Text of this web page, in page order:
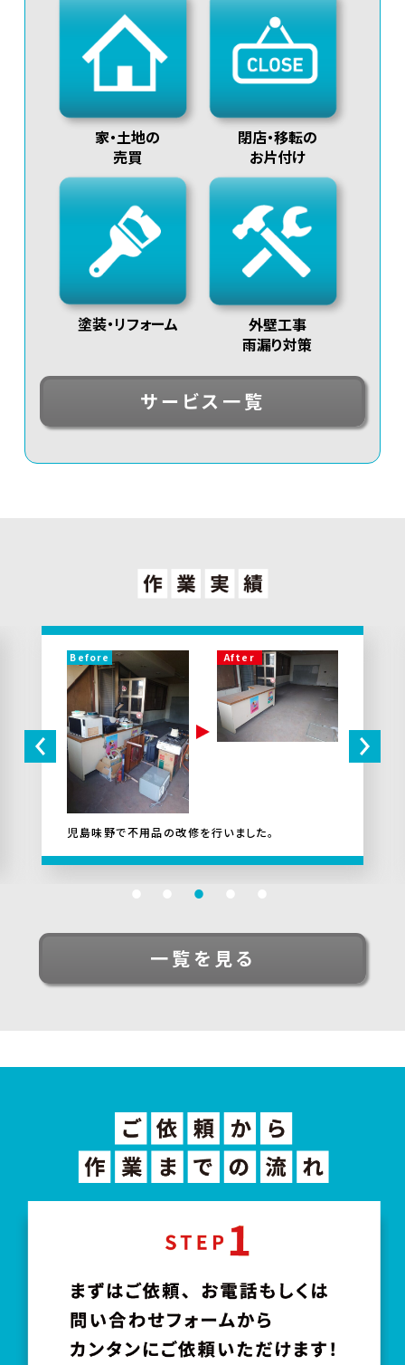
家・土地の
売買
閉店・移転の
お片付け
塗装・リフォーム
外壁工事
雨漏り対策
サービス一覧
児島味野で不用品の改修を行いました。
一覧を見る